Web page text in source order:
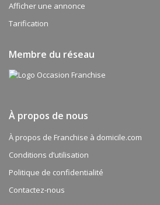
Afficher une annonce
Tarification
Membre du réseau
À propos de nous
À propos de Franchise à domicile.com
Conditions d’utilisation
Politique de confidentialité
Contactez-nous